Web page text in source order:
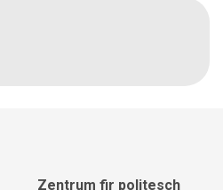
Zentrum fir politesch